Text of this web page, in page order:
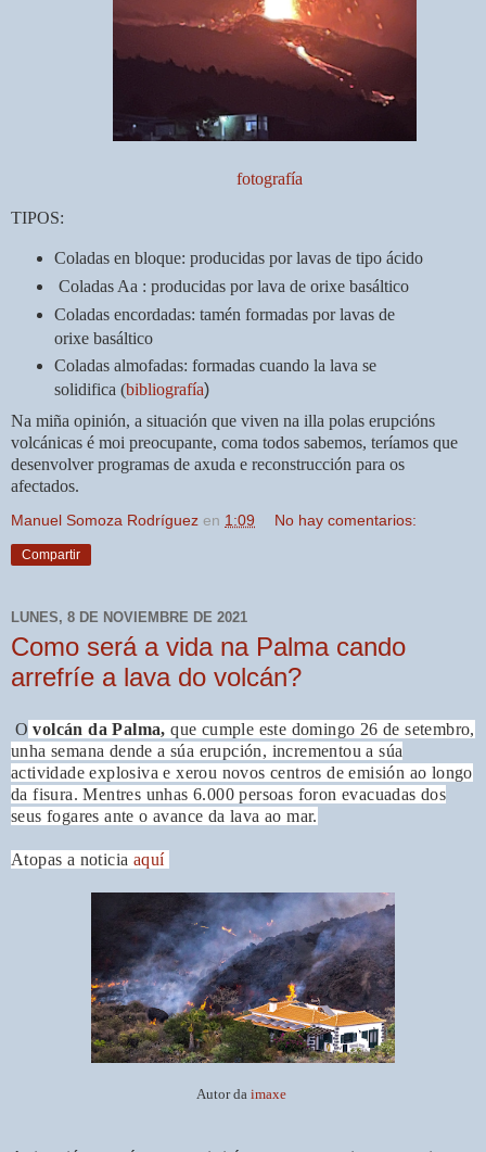
fotografía
TIPOS:
Coladas en bloque: producidas por lavas de tipo ácido
Coladas Aa : producidas por lava de orixe basáltico
Coladas encordadas: tamén formadas por lavas de
orixe basáltico
Coladas almofadas: formadas cuando la lava se
solidifica (bibliografía)
Na miña opinión, a situación que viven na illa polas erupcións
volcánicas é moi preocupante, coma todos sabemos, teríamos que
desenvolver programas de axuda e reconstrucción para os
afectados.
Manuel Somoza Rodríguez en 1:09 No hay comentarios:
Compartir
LUNES, 8 DE NOVIEMBRE DE 2021
Como será a vida na Palma cando
arrefríe a lava do volcán?
O volcán da Palma, que cumple este domingo 26 de setembro,
unha semana dende a súa erupción, incrementou a súa
actividade explosiva e xerou novos centros de emisión ao longo
da fisura. Mentres unhas 6.000 persoas foron evacuadas dos
seus fogares ante o avance da lava ao mar.
Atopas a noticia aquí
Autor da imaxe